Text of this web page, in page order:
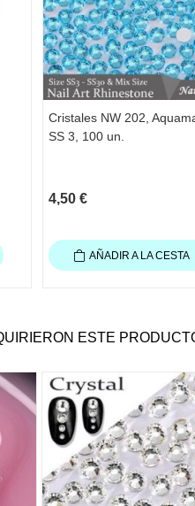
Cristales NW 202,
SS 3, 100 un.
4,50 €
AÑADIR A LA CESTA
ESTE